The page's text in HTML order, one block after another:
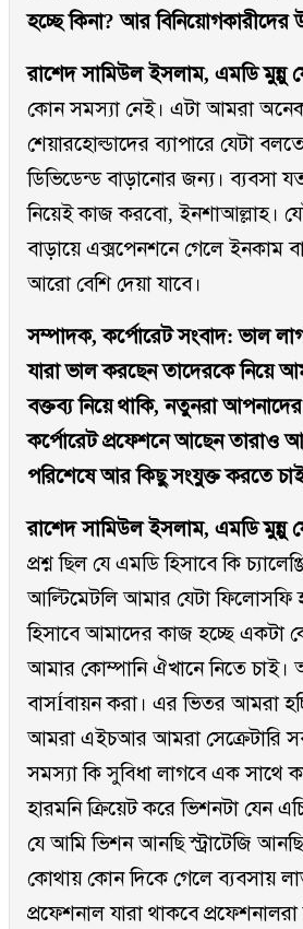
হচ্ছে কিনা? আর বিনিয়োগকারীদের
রাশেদ সামিউল ইসলাম, এমডি মুন্নু
কোন সমস্যা নেই। এটা আমরা
শেয়ারহোল্ডাদের ব্যাপারে যেটা
ডিভিডেন্ড বাড়ানোর জন্য। ব্যবসা
নিয়েই কাজ করবো, ইনশাআল্লাহ।
বাড়ায়ে এক্সপেনশনে গেলে ইনকাম
আরো বেশি দেয়া যাবে।
সম্পাদক, কর্পোরেট সংবাদ: ভাল
যারা ভাল করছেন তাদেরকে নিয়ে
বক্তব্য নিয়ে থাকি, নতুনরা
কর্পোরেট প্রফেশনে আছেন তারাও
পরিশেষে আর কিছু সংযুক্ত করতে
রাশেদ সামিউল ইসলাম, এমডি মুন্নু
প্রশ্ন ছিল যে এমডি হিসাবে কি
আল্টিমেটলি আমার যেটা ফিলোসফি
হিসাবে আমাদের কাজ হচ্ছে একটা
আমার কোম্পানি ঐখানে নিতে
বাসÍবায়ন করা। এর ভিতর আমরা
আমরা এইচআর আমরা সেক্রেটারি
সমস্যা কি সুবিধা লাগবে এক
হারমনি ক্রিয়েট করে ভিশনটা যেন
যে আমি ভিশন আনছি স্ট্রাটেজি
কোথায় কোন দিকে গেলে ব্যবসায়
প্রফেশনাল যারা থাকবে